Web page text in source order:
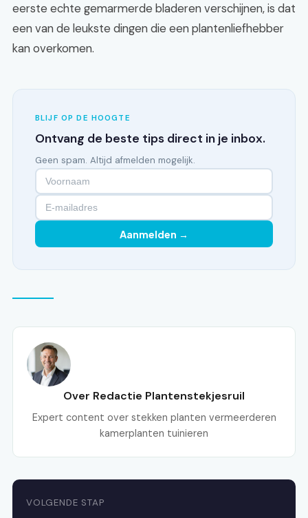
eerste echte gemarmerde bladeren verschijnen, is dat
een van de leukste dingen die een plantenliefhebber
kan overkomen.
BLIJF OP DE HOOGTE
Ontvang de beste tips direct in je inbox.
Geen spam. Altijd afmelden mogelijk.
Aanmelden →
Over Redactie Plantenstekjesruil
Expert content over stekken planten vermeerderen
kamerplanten tuinieren
VOLGENDE STAP